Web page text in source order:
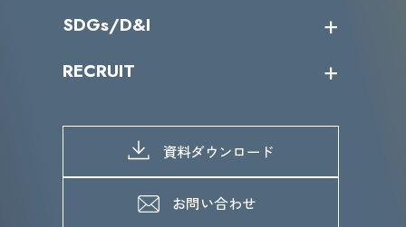
IRカレンダー
IRライブラリー
よくあるご質問
SDGs/D&I
当グループのマテリアリティ
SDGs推進体制
D&Iの取り組み
RECRUIT
募集職種一覧
メッセージ
メンバーインタビュー
資料ダウンロード
お問い合わせ